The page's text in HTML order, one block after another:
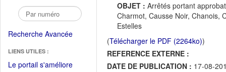
Recherche Avancée
LIENS UTILES :
Le portail s'améliore(Fichier
OBJET : Arrêtés portant
Charmot, Causse Noir, Chanois,
Estelles
(Télécharger le PDF (2264ko))
REFERENCE EXTERNE :
DATE DE PUBLICATION : 17-08-